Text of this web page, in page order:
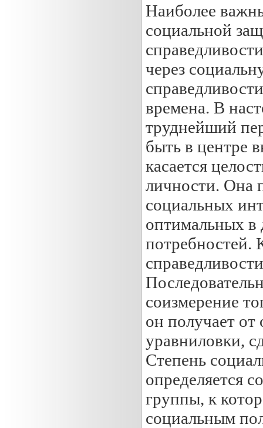
Наиболее
социальной
через
времена. В
труднейший
быть в центре
касается
личности. Она
социальных
оптимальных в
потребностей.
соизмерение
он получает от
уравниловки,
Степень
определяется
группы, к
социальным